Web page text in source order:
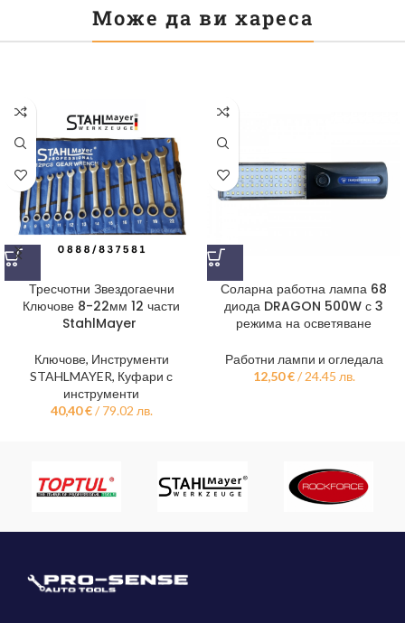
Може да ви хареса
Тресчотни Звездогаечни
Ключове 8-22мм 12 части
StahlMayer
Ключове, Инструменти
STAHLMAYER, Куфари с
инструменти
40,40€ / 79.02 лв.
Соларна работна лампа 68
диода DRAGON 500W с 3
режима на осветяване
Работни лампи и огледала
12,50€ / 24.45 лв.